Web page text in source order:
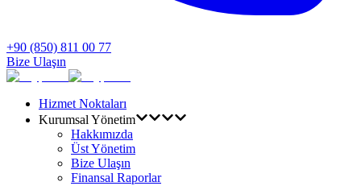
+90 (850) 811 00 77
Bize Ulaşın
Hizmet Noktaları
Kurumsal Yönetim
Hakkımızda
Üst Yönetim
Bize Ulaşın
Finansal Raporlar